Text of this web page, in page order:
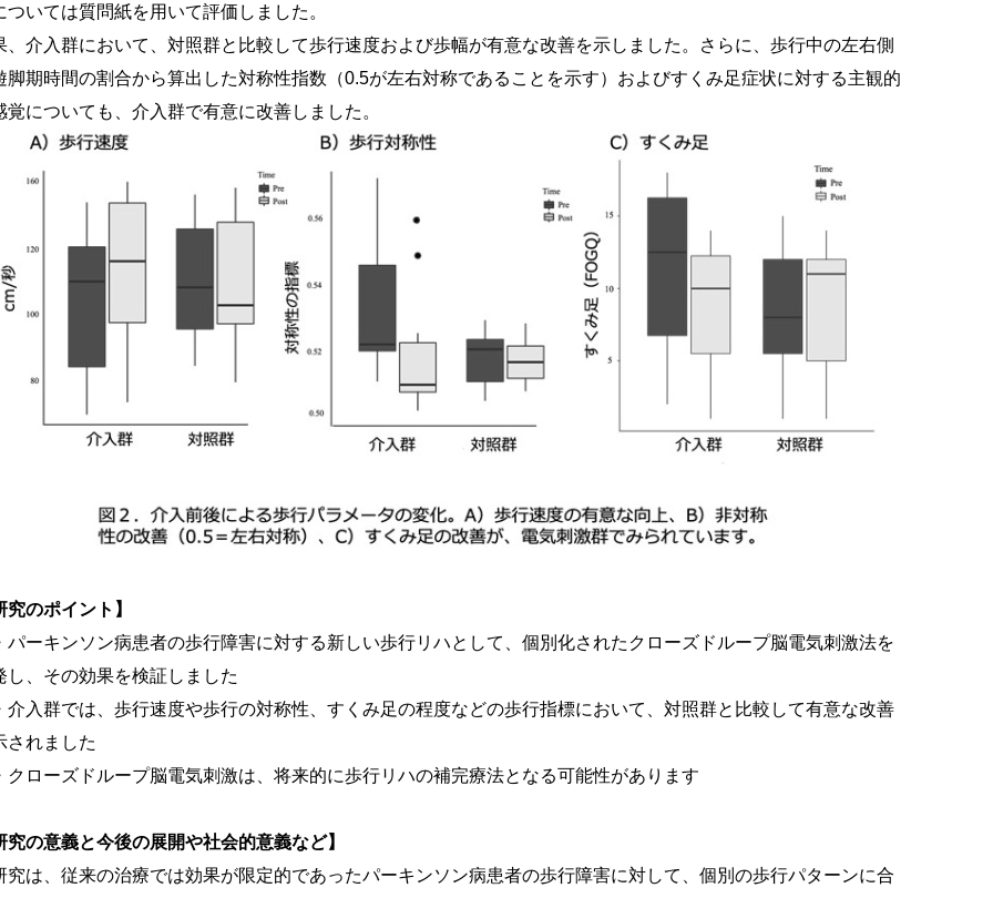
ついては質問紙を用いて評価しました。
、介入群において、対照群と比較して歩行速度および歩幅が有意な改善を示しました。さらに、歩行中の左右側
脚期時間の割合から算出した対称性指数（0.5が左右対称であることを示す）およびすくみ足症状に対する主観的
覚についても、介入群で有意に改善しました。
究のポイント】
ーキンソン病患者の歩行障害に対する新しい歩行リハとして、個別化されたクローズドループ脳電気刺激法を
し、その効果を検証しました
入群では、歩行速度や歩行の対称性、すくみ足の程度などの歩行指標において、対照群と比較して有意な改善
されました
ローズドループ脳電気刺激は、将来的に歩行リハの補完療法となる可能性があります
究の意義と今後の展開や社会的意義など】
究は、従来の治療では効果が限定的であったパーキンソン病患者の歩行障害に対して、個別の歩行パターンに合